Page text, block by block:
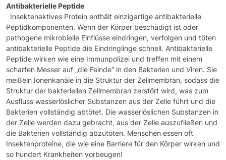
Antibakterielle Peptide
Insektenaktives Protein enthält einzigartige antibakterielle
Peptidkomponenten. Wenn der Körper beschädigt ist oder
pathogene mikrobielle Einflüsse eindringen, verfolgen und töten
antibakterielle Peptide die Eindringlinge schnell. Antibakterielle
Peptide wirken wie eine Immunpolizei und treffen mit einem
scharfen Messer auf „die Feinde“ in den Bakterien und Viren. Sie
meißeln Ionenkanäle in die Struktur der Zellmembran, sodass die
Struktur der bakteriellen Zellmembran zerstört wird, was zum
Ausfluss wasserlöslicher Substanzen aus der Zelle führt und die
Bakterien vollständig abtötet. Die wasserlöslichen Substanzen in
der Zelle werden dazu gebracht, aus der Zelle auszufließen und
die Bakterien vollständig abzutöten. Menschen essen oft
Insektenproteine, die wie eine Barriere für den Körper wirken und
so hundert Krankheiten vorbeugen!